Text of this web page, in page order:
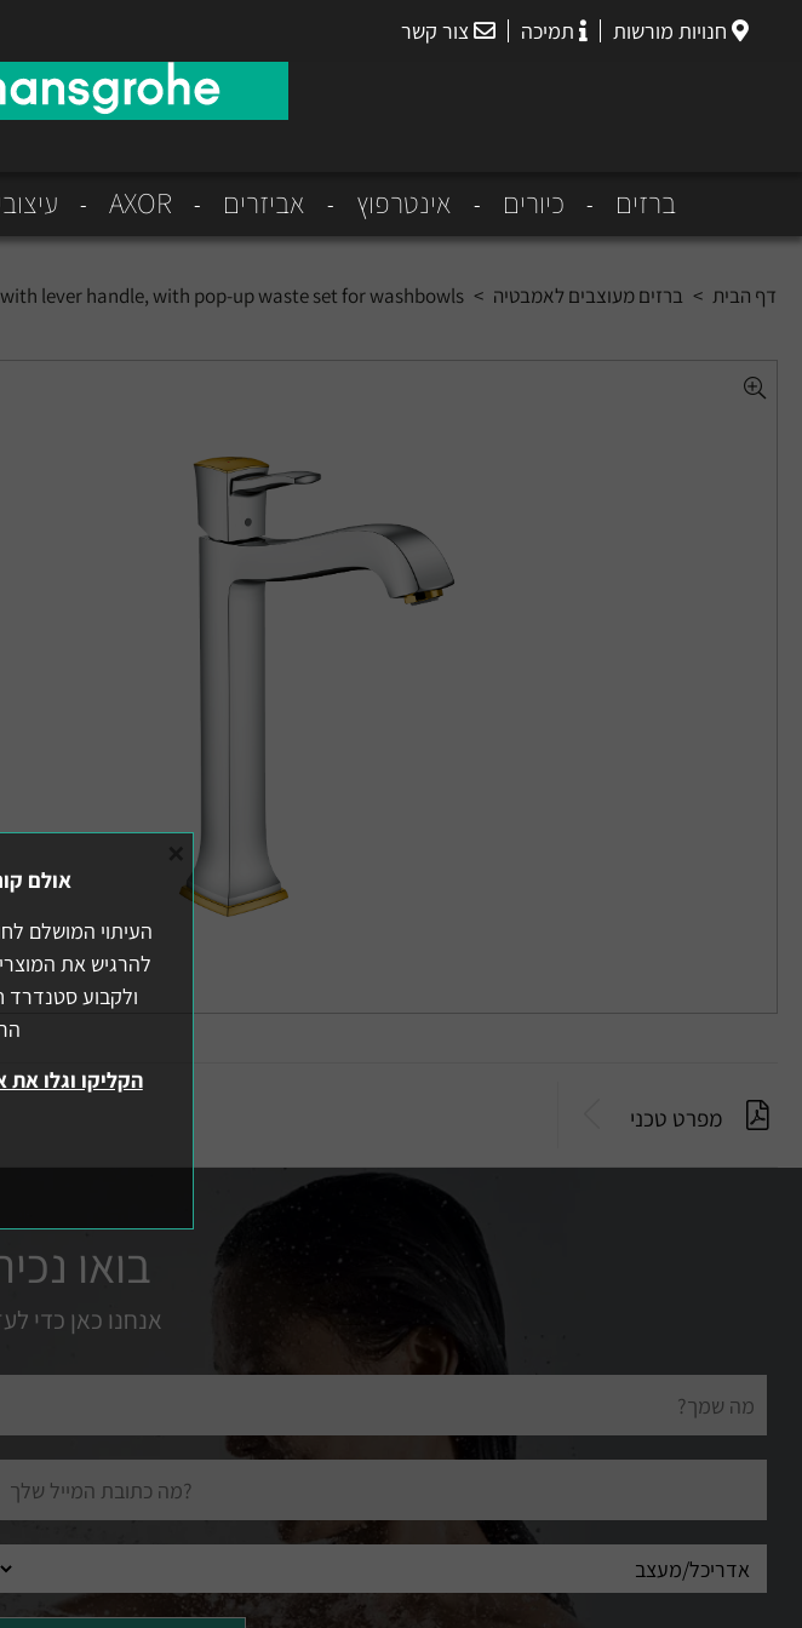
חנויות מורשות תמיכה צור קשר
ברזים כיורים אינטרפוץ אביזרים AXOR
דף הבית > ברזים מעוצבים לאמבטיה >
lever handle, with pop-up waste set for washbowls
מפרט טכני
בואו
אנחנו כאן כדי
מלא
אולם
העיתוי המושלם
להרגיש את
ולקבוע
הקליקו וגלו